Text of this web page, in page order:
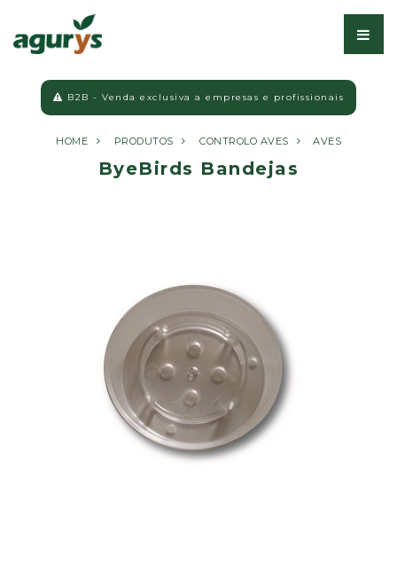
B2B - Venda exclusiva a empresas e profissionais
HOME PRODUTOS CONTROLO AVES AVES
ByeBirds Bandejas